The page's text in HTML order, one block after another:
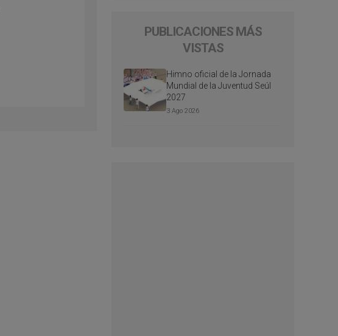
PUBLICACIONES MÁS
VISTAS
Himno oficial de la Jornada
Mundial de la Juventud Seúl
2027
3 Ago 2026